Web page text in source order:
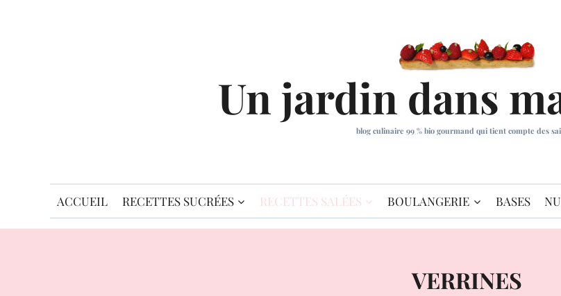
Un jardin dans
blog culinaire 99 % bio gourmand qui tient compte des
ACCUEIL RECETTES SUCRÉES RECETTES SALÉES BOULANGERIE BASES
VERRINES